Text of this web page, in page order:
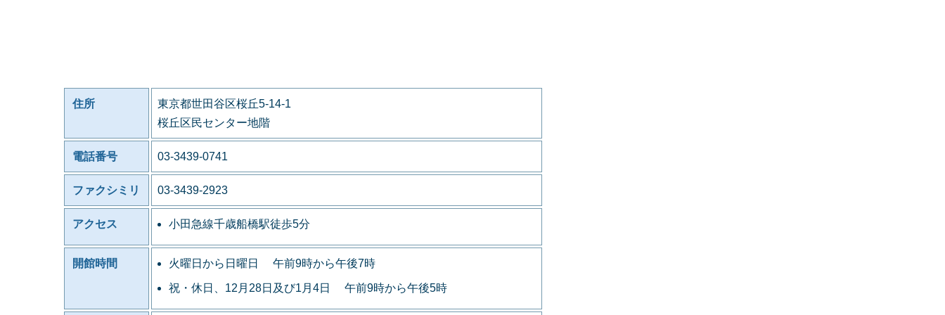
住所
東京都世田谷区桜丘5-14-1
桜丘区民センター地階
電話番号 03-3439-0741
ファクシミリ 03-3439-2923
アクセス 小田急線千歳船橋駅徒歩5分
開館時間 火曜日から日曜日 午前9時から午後7時
祝・休日、12月28日及び1月4日 午前9時から午後5時